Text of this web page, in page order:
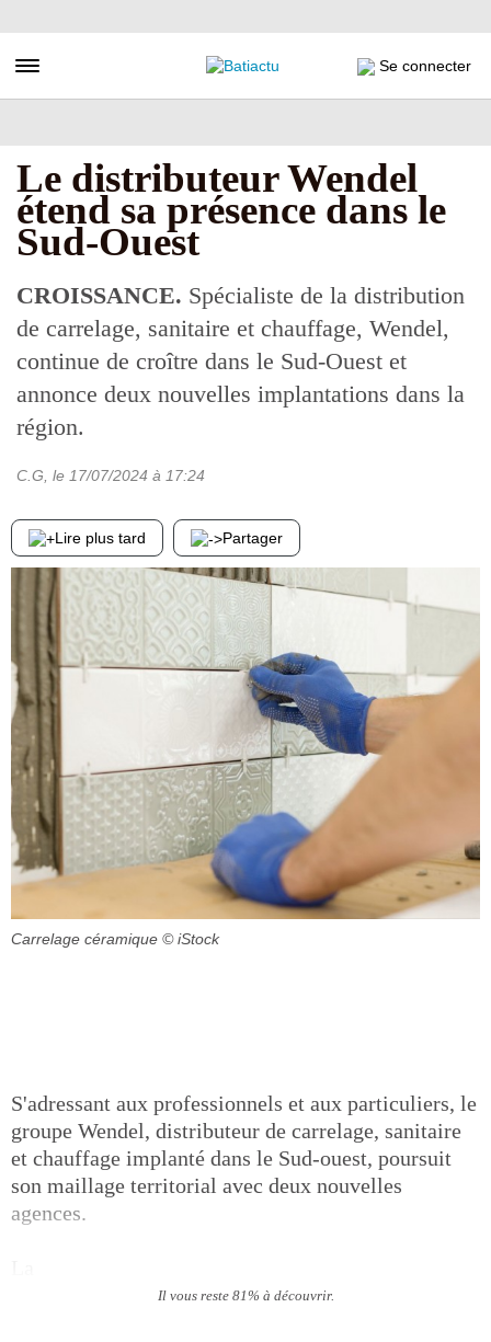
au
principal
Toggle navigation Se connecter
Le distributeur Wendel
étend sa présence dans le
Sud-Ouest
CROISSANCE. Spécialiste de la distribution
de carrelage, sanitaire et chauffage, Wendel,
continue de croître dans le Sud-Ouest et
annonce deux nouvelles implantations dans la
région.
C.G , le 17/07/2024 à 17:24
Lire plus tard Partager
Carrelage céramique © iStock
S'adressant aux professionnels et aux particuliers, le
groupe Wendel, distributeur de carrelage, sanitaire
et chauffage implanté dans le Sud-ouest, poursuit
son maillage territorial avec deux nouvelles
agences.
Il vous reste 81% à découvrir.